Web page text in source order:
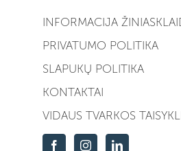
INFORMACIJA
PRIVATUMO POLITIKA
SLAPUKŲ POLITIKA
KONTAKTAI
VIDAUS TVARKOS